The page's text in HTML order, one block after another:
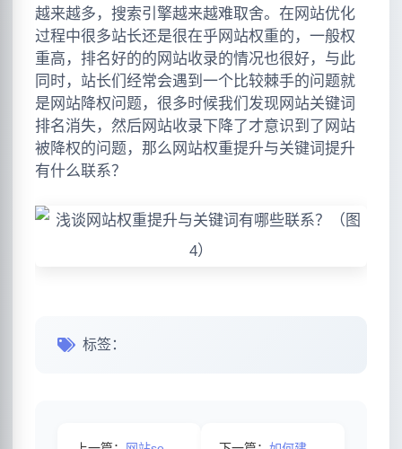
越来越多，搜索引擎越来越难取舍。在网站优化
过程中很多站长还是很在乎网站权重的，一般权
重高，排名好的的网站收录的情况也很好，与此
同时，站长们经常会遇到一个比较棘手的问题就
是网站降权问题，很多时候我们发现网站关键词
排名消失，然后网站收录下降了才意识到了网站
被降权的问题，那么网站权重提升与关键词提升
有什么联系？
标签：